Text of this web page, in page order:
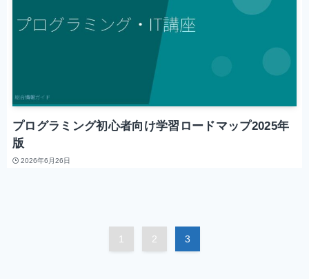
プログラミング初心者向け学習ロードマップ2025年
版
2026年6月26日
1 2 3